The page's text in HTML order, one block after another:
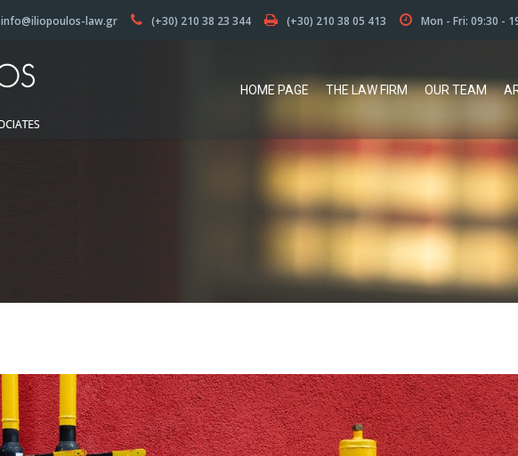
info@iliopoulos-law.gr (+30) 210 38 23 344 (+30) 210 38 05 413 Mon - Fri: 09:30 -
HOME PAGE THE LAW FIRM OUR TEAM